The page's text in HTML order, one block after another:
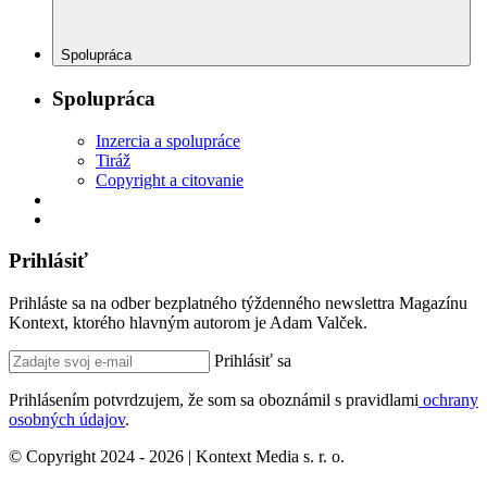
Spolupráca
Spolupráca
Inzercia a spolupráce
Tiráž
Copyright a citovanie
Prihlásiť
Prihláste sa na odber bezplatného týždenného newslettra Magazínu
Kontext, ktorého hlavným autorom je Adam Valček.
Prihlásiť sa
Prihlásením potvrdzujem, že som sa oboznámil s pravidlami ochrany
osobných údajov.
© Copyright 2024 - 2026 | Kontext Media s. r. o.